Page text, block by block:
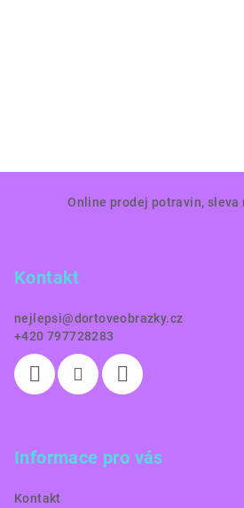
Online prodej potravin, sleva
Kontakt
nejlepsi@dortoveobrazky.cz
+420 797728283
Informace pro vás
Kontakt